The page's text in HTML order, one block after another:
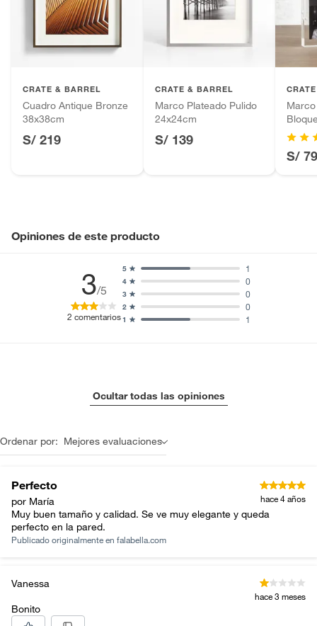
Ancho
Capacidad de fotos 1
Productos hechos a medida.
Pinturas de color a pedido.
Plantas.
Baterías de auto.
Motocicletas y bicicletas motorizadas.
CRATE & BARREL
Cuadro Antique Bronze
38x38cm
S/ 219
CRATE & BARREL
Marco Plateado Pulido
24x24cm
S/ 139
S/
Opiniones de este producto
3/5
2 comentarios1 1
2 0
3 0
4 0
5 1
Ocultar todas las opiniones
Ordenar por: Mejores evaluaciones
Perfecto
por María hace 4 años
Muy buen tamaño y calidad. Se ve muy elegante y queda
perfecto en la pared.
Publicado originalmente en falabella.com
Vanessa
hace 3 meses
Bonito